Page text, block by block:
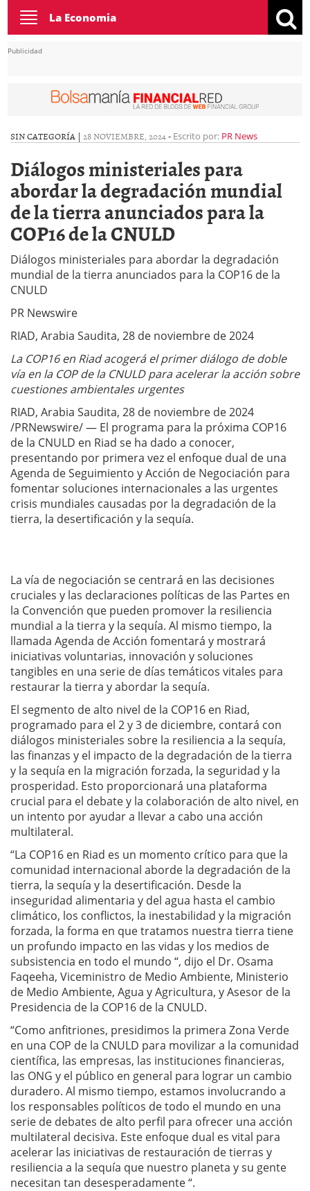
Toggle
navigation
La Economia
Publicidad
SIN CATEGORÍA | 28 NOVIEMBRE, 2024- Escrito por: PR News
Diálogos ministeriales para
abordar la degradación mundial
de la tierra anunciados para la
COP16 de la CNULD
Diálogos ministeriales para abordar la degradación
mundial de la tierra anunciados para la COP16 de la
CNULD
PR Newswire
RIAD, Arabia Saudita, 28 de noviembre de 2024
La COP16 en Riad acogerá el primer diálogo de doble
vía en la COP de la CNULD para acelerar la acción sobre
cuestiones ambientales urgentes
RIAD, Arabia Saudita, 28 de noviembre de 2024
/PRNewswire/ — El programa para la próxima COP16
de la CNULD en Riad se ha dado a conocer,
presentando por primera vez el enfoque dual de una
Agenda de Seguimiento y Acción de Negociación para
fomentar soluciones internacionales a las urgentes
crisis mundiales causadas por la degradación de la
tierra, la desertificación y la sequía.
La vía de negociación se centrará en las decisiones
cruciales y las declaraciones políticas de las Partes en
la Convención que pueden promover la resiliencia
mundial a la tierra y la sequía. Al mismo tiempo, la
llamada Agenda de Acción fomentará y mostrará
iniciativas voluntarias, innovación y soluciones
tangibles en una serie de días temáticos vitales para
restaurar la tierra y abordar la sequía.
El segmento de alto nivel de la COP16 en Riad,
programado para el 2 y 3 de diciembre, contará con
diálogos ministeriales sobre la resiliencia a la sequía,
las finanzas y el impacto de la degradación de la tierra
y la sequía en la migración forzada, la seguridad y la
prosperidad. Esto proporcionará una plataforma
crucial para el debate y la colaboración de alto nivel, en
un intento por ayudar a llevar a cabo una acción
multilateral.
“La COP16 en Riad es un momento crítico para que la
comunidad internacional aborde la degradación de la
tierra, la sequía y la desertificación. Desde la
inseguridad alimentaria y del agua hasta el cambio
climático, los conflictos, la inestabilidad y la migración
forzada, la forma en que tratamos nuestra tierra tiene
un profundo impacto en las vidas y los medios de
subsistencia en todo el mundo “, dijo el Dr. Osama
Faqeeha, Viceministro de Medio Ambiente, Ministerio
de Medio Ambiente, Agua y Agricultura, y Asesor de la
Presidencia de la COP16 de la CNULD.
“Como anfitriones, presidimos la primera Zona Verde
en una COP de la CNULD para movilizar a la comunidad
científica, las empresas, las instituciones financieras,
las ONG y el público en general para lograr un cambio
duradero. Al mismo tiempo, estamos involucrando a
los responsables políticos de todo el mundo en una
serie de debates de alto perfil para ofrecer una acción
multilateral decisiva. Este enfoque dual es vital para
acelerar las iniciativas de restauración de tierras y
resiliencia a la sequía que nuestro planeta y su gente
necesitan tan desesperadamente “.